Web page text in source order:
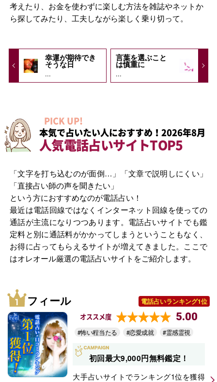
考えたり、お金を使わずに楽しむ方法を雑誌やネットか
ら探してみたり、工夫しながら楽しく乗り切って。
幸運が期待でき
そうな日
...
言葉を選ぶこと
は慎重に
...
PICK UP!
本気で占いたい人におすすめ！2026年8月
人気電話占いサイトTOP5
「文字を打ち込むのが面倒…」「文章で説明しにくい」
「直接占い師の声を聞きたい」
という方におすすめなのが電話占い！
最近は電話回線ではなくインターネット回線を使っての
通話が主流になりつつあります。電話占いサイトでも鑑
定料と別に通話料がかかってしまうということもなく、
お得に占ってもらえるサイトが増えてきました。ここで
はオレオール厳選の電話占いサイトをご紹介します。
フィール 電話占いランキング1位
オススメ度 5.00
#怖い程当たる #恋愛成就 #霊感霊視
初回最大9,000円無料鑑定！
大手占いサイトでランキング1位を獲得